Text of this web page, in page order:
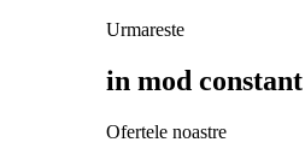
Urmareste
in mod constant
Ofertele noastre